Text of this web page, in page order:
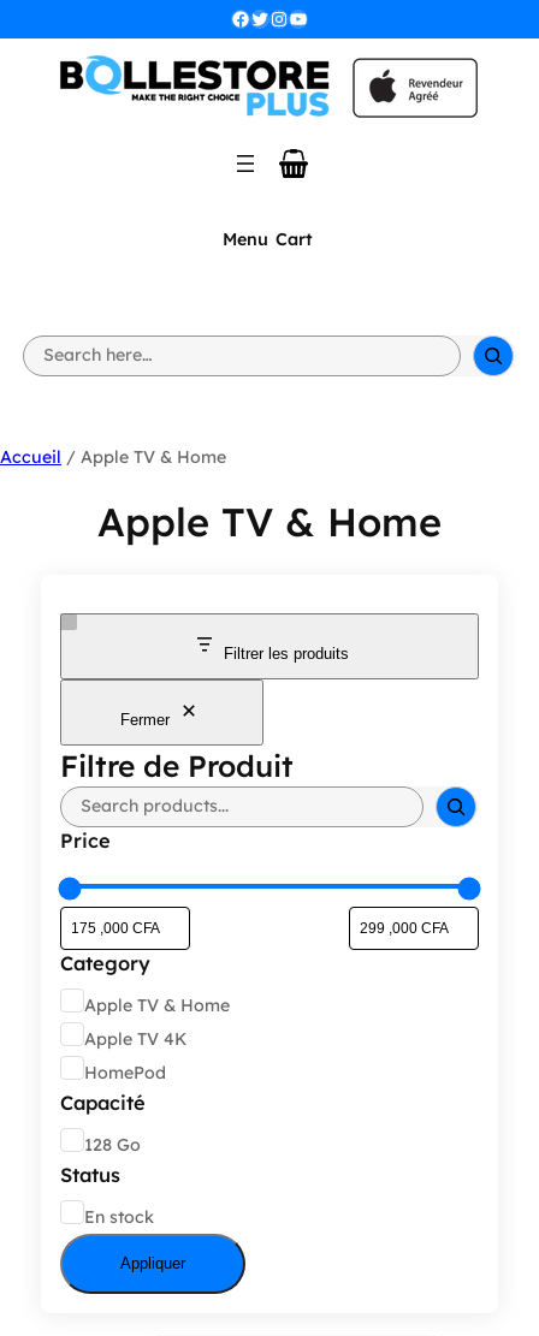
Facebook Twitter InstagramYouTube
Menu Cart
S
e
h
Accueil / Apple TV & Home
Apple TV & Home
Filtrer les produits
Fermer
Filtre de Produit
Rechercher
Price
Category
Catégorie
Apple TV & Home
Apple TV 4K
HomePod
Capacité
Capacité
128 Go
Status
ÉtatEn stock
Appliquer